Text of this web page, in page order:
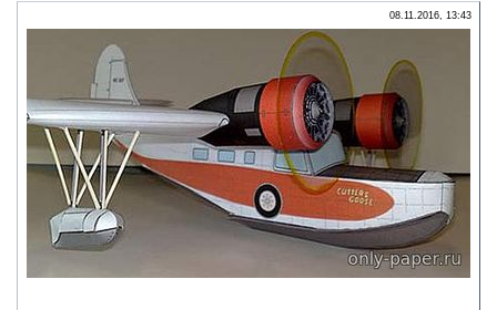
08.11.2016, 13:43